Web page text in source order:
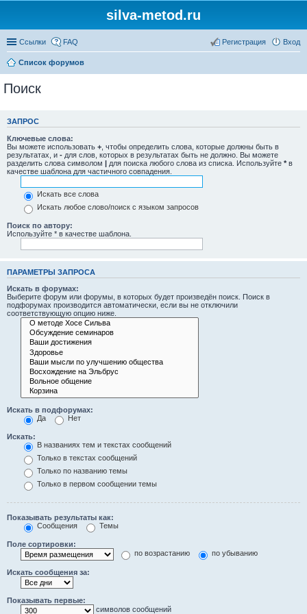
silva-metod.ru
Ссылки FAQ Вход
Регистрация
Список форумов
Поиск
ЗАПРОС
Ключевые слова:
Вы можете использовать + , чтобы определить слова, которые должны быть в
результатах, и - для слов, которых в результатах быть не должно. Вы можете
разделить слова символом | для поиска любого слова из списка. Используйте * в
качестве шаблона для частичного совпадения.
Искать все слова
Искать любое слово/поиск с языком запросов
Поиск по автору:
Используйте * в качестве шаблона.
ПАРАМЕТРЫ ЗАПРОСА
Искать в форумах:
Выберите форум или форумы, в которых будет произведён поиск. Поиск в
подфорумах производится автоматически, если вы не отключили
соответствующую опцию ниже.
Искать в подфорумах:
Да
Нет
Искать:
В названиях тем и текстах сообщений
Только в текстах сообщений
Только по названию темы
Только в первом сообщении темы
Показывать результаты как:
Сообщения
Темы
Поле сортировки:
по возрастанию
по убыванию
Искать сообщения за:
Показывать первые:
символов сообщений